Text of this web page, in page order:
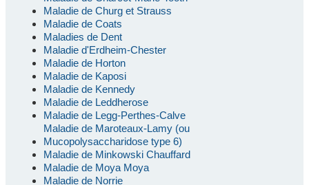
Maladie de Churg et Strauss
Maladie de Coats
Maladies de Dent
Maladie d'Erdheim-Chester
Maladie de Horton
Maladie de Kaposi
Maladie de Kennedy
Maladie de Leddherose
Maladie de Legg-Perthes-Calve
Maladie de Maroteaux-Lamy (ou
Mucopolysaccharidose type 6)
Maladie de Minkowski Chauffard
Maladie de Moya Moya
Maladie de Norrie